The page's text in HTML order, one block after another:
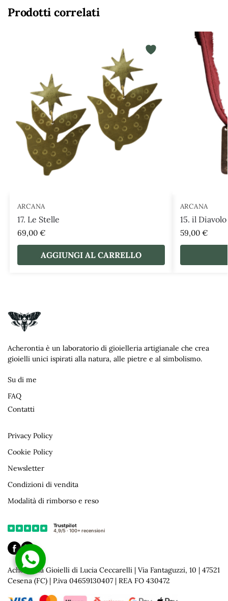
Prodotti correlati
ARCANA
17. Le Stelle
69,00 €
AGGIUNGI AL CARRELLO
ARCANA
15. il Diavolo
59,00 €
Acherontia è un laboratorio di gioielleria artigianale che crea
gioielli unici ispirati alla natura, alle pietre e al simbolismo.
Su di me
FAQ
Contatti
Privacy Policy
Cookie Policy
Newsletter
Condizioni di vendita
Modalità di rimborso e reso
Acherontia Gioielli di Lucia Ceccarelli | Via Fantaguzzi, 10 | 47521
Cesena (FC) | P.iva 04659130407 | REA FO 430472